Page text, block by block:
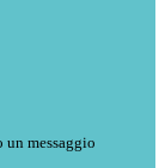
un messaggio